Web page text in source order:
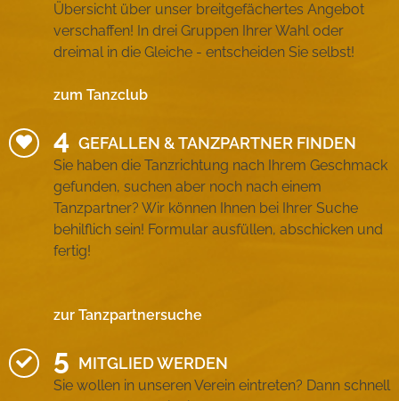
Übersicht über unser breitgefächertes Angebot
verschaffen! In drei Gruppen Ihrer Wahl oder
dreimal in die Gleiche - entscheiden Sie selbst!
zum Tanzclub
GEFALLEN & TANZPARTNER FINDEN
Sie haben die Tanzrichtung nach Ihrem Geschmack
gefunden, suchen aber noch nach einem
Tanzpartner? Wir können Ihnen bei Ihrer Suche
behilflich sein! Formular ausfüllen, abschicken und
fertig!
zur Tanzpartnersuche
MITGLIED WERDEN
Sie wollen in unseren Verein eintreten? Dann schnell